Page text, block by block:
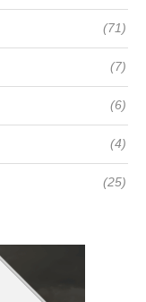
(71)
(7)
(6)
(4)
(25)